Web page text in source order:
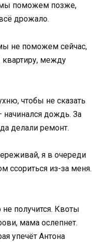
мы поможем позже,
дрожало.
не поможем сейчас,
квартиру, между
чтобы не сказать
начинался дождь. За
делали ремонт.
я в очереди
ссориться из-за меня.
получится. Квоты
мама ослепнет.
упечёт Антона